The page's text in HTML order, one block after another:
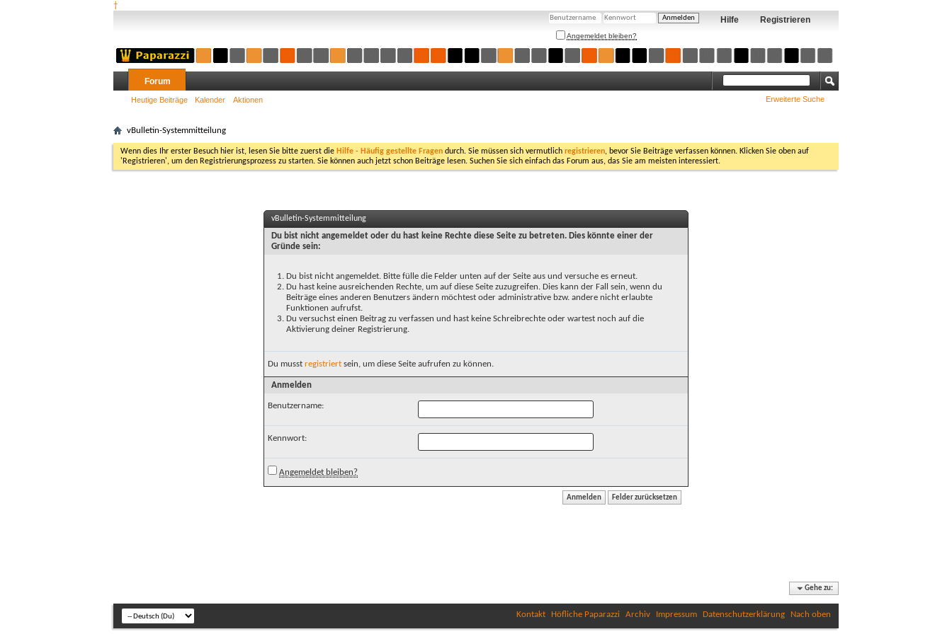
†
Registrieren
Hilfe
Angemeldet bleiben?
Forum
Heutige Beiträge Kalender Aktionen Erweiterte Suche
vBulletin-Systemmitteilung
Wenn dies Ihr erster Besuch hier ist, lesen Sie bitte zuerst die Hilfe - Häufig gestellte Fragen durch. Sie müssen sich vermutlich registrieren, bevor Sie Beiträge verfassen können. Klicken Sie oben auf
'Registrieren', um den Registrierungsprozess zu starten. Sie können auch jetzt schon Beiträge lesen. Suchen Sie sich einfach das Forum aus, das Sie am meisten interessiert.
vBulletin-Systemmitteilung
Du bist nicht angemeldet oder du hast keine Rechte diese Seite zu betreten. Dies könnte einer der
Gründe sein:
Du bist nicht angemeldet. Bitte fülle die Felder unten auf der Seite aus und versuche es erneut.
Du hast keine ausreichenden Rechte, um auf diese Seite zuzugreifen. Dies kann der Fall sein, wenn du
Beiträge eines anderen Benutzers ändern möchtest oder administrative bzw. andere nicht erlaubte
Funktionen aufrufst.
Du versuchst einen Beitrag zu verfassen und hast keine Schreibrechte oder wartest noch auf die
Aktivierung deiner Registrierung.
Du musst registriert sein, um diese Seite aufrufen zu können.
Anmelden
Benutzername:
Kennwort:
Angemeldet bleiben?
Gehe zu:
Kontakt Höfliche Paparazzi Archiv Impressum Datenschutzerklärung Nach oben